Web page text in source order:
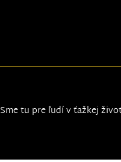
Sme tu pre ľudí v ťažkej